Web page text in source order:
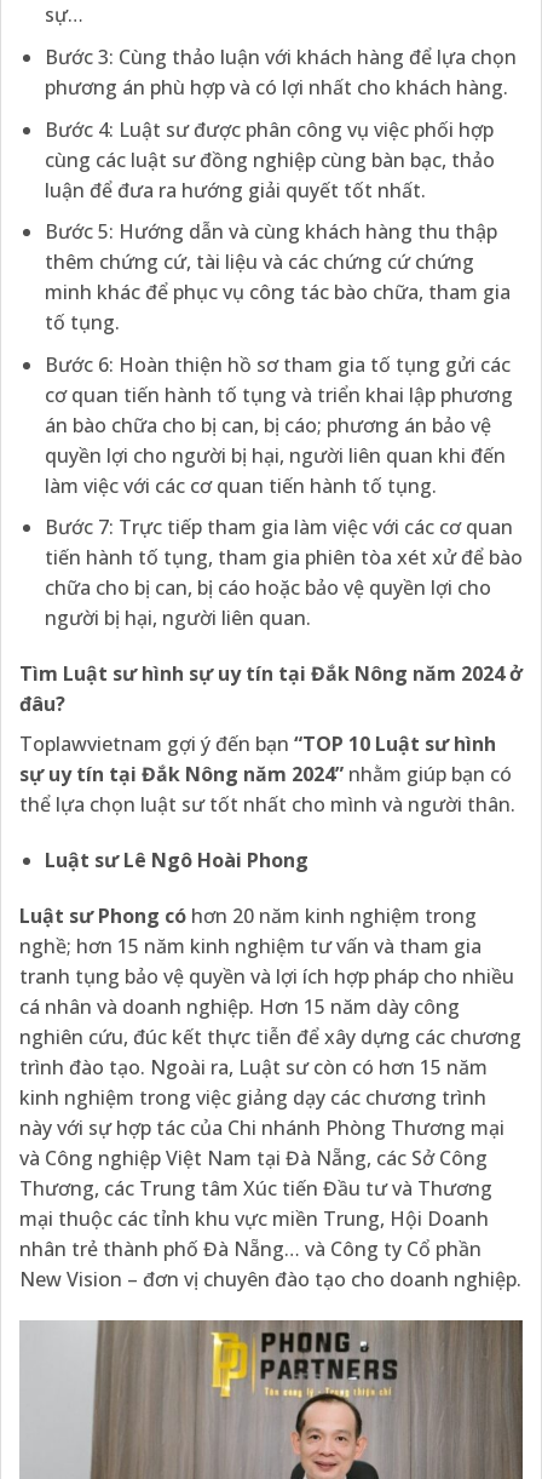
sự…
Bước 3: Cùng thảo luận với khách hàng để lựa chọn
phương án phù hợp và có lợi nhất cho khách hàng.
Bước 4: Luật sư được phân công vụ việc phối hợp
cùng các luật sư đồng nghiệp cùng bàn bạc, thảo
luận để đưa ra hướng giải quyết tốt nhất.
Bước 5: Hướng dẫn và cùng khách hàng thu thập
thêm chứng cứ, tài liệu và các chứng cứ chứng
minh khác để phục vụ công tác bào chữa, tham gia
tố tụng.
Bước 6: Hoàn thiện hồ sơ tham gia tố tụng gửi các
cơ quan tiến hành tố tụng và triển khai lập phương
án bào chữa cho bị can, bị cáo; phương án bảo vệ
quyền lợi cho người bị hại, người liên quan khi đến
làm việc với các cơ quan tiến hành tố tụng.
Bước 7: Trực tiếp tham gia làm việc với các cơ quan
tiến hành tố tụng, tham gia phiên tòa xét xử để bào
chữa cho bị can, bị cáo hoặc bảo vệ quyền lợi cho
người bị hại, người liên quan.
Tìm Luật sưhình sự uy tín tại Đắk Nông năm 2024 ở
đâu?
Toplawvietnam gợi ý đến bạn “TOP 10 Luật sư hình
sự uy tín tại Đắk Nông năm 2024” nhằm giúp bạn có
thể lựa chọn luật sư tốt nhất cho mình và người thân.
Luật sư Lê Ngô Hoài Phong
Luật sư Phong có hơn 20 năm kinh nghiệm trong
nghề; hơn 15 năm kinh nghiệm tư vấn và tham gia
tranh tụng bảo vệ quyền và lợi ích hợp pháp cho nhiều
cá nhân và doanh nghiệp. Hơn 15 năm dày công
nghiên cứu, đúc kết thực tiễn để xây dựng các chương
trình đào tạo. Ngoài ra, Luật sư còn có hơn 15 năm
kinh nghiệm trong việc giảng dạy các chương trình
này với sự hợp tác của Chi nhánh Phòng Thương mại
và Công nghiệp Việt Nam tại Đà Nẵng, các Sở Công
Thương, các Trung tâm Xúc tiến Đầu tư và Thương
mại thuộc các tỉnh khu vực miền Trung, Hội Doanh
nhân trẻ thành phố Đà Nẵng… và Công ty Cổ phần
New Vision – đơn vị chuyên đào tạo cho doanh nghiệp.